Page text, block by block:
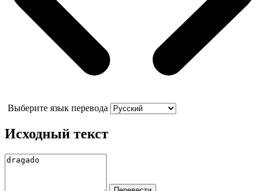
Выберите язык перевода
Исходный текст